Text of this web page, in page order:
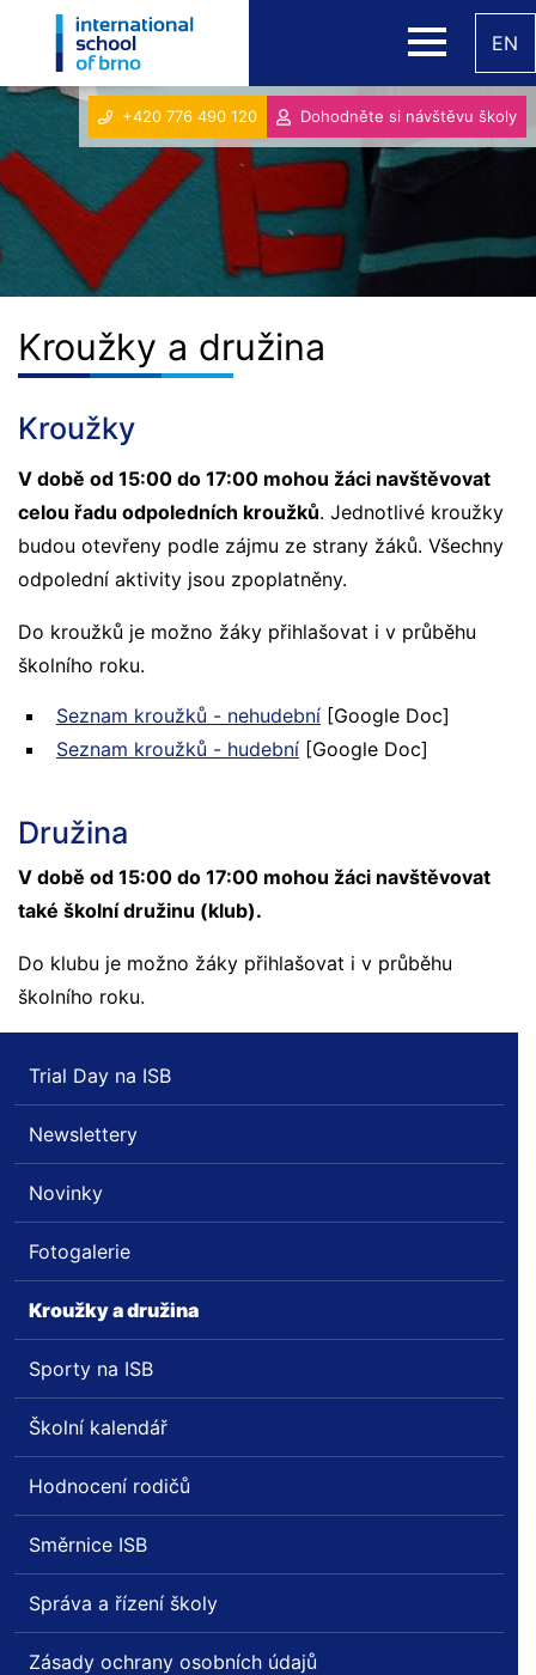
EN
+420 776 490 120 Dohodněte si návštěvu školy
Kroužky a družina
Kroužky
V době od 15:00 do 17:00 mohou žáci navštěvovat
celou řadu odpoledních kroužků. Jednotlivé kroužky
budou otevřeny podle zájmu ze strany žáků. Všechny
odpolední aktivity jsou zpoplatněny.
Do kroužků je možno žáky přihlašovat i v průběhu
školního roku.
Seznam kroužků - nehudební [Google Doc]
Seznam kroužků - hudební [Google Doc]
Družina
V době od 15:00 do 17:00 mohou žáci navštěvovat
také školní družinu (klub).
Do klubu je možno žáky přihlašovat i v průběhu
školního roku.
Trial Day na ISB
Newslettery
Novinky
Fotogalerie
Kroužky a družina
Sporty na ISB
Školní kalendář
Hodnocení rodičů
Směrnice ISB
Správa a řízení školy
Zásady ochrany osobních údajů